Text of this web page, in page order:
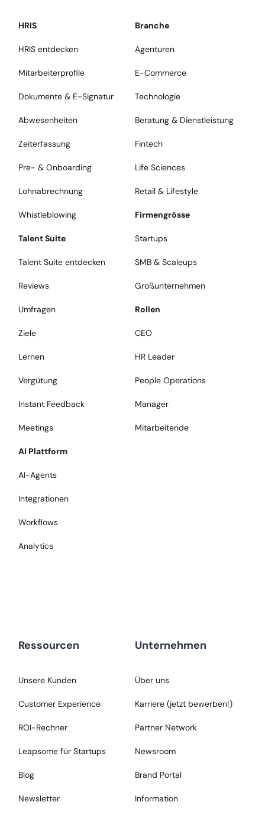
HRIS
HRIS entdecken
Mitarbeiterprofile
Dokumente & E-Signatur
Abwesenheiten
Zeiterfassung
Pre- & Onboarding
Lohnabrechnung
Whistleblowing
Talent Suite
Talent Suite entdecken
Reviews
Umfragen
Ziele
Lernen
Vergütung
Instant Feedback
Meetings
AI Plattform
AI-Agents
Integrationen
Workflows
Analytics
Branche
Agenturen
E-Commerce
Technologie
Beratung & Dienstleistung
Fintech
Life Sciences
Retail & Lifestyle
Firmengrösse
Startups
SMB & Scaleups
Großunternehmen
Rollen
CEO
HR Leader
People Operations
Manager
Mitarbeitende
Ressourcen
Unsere Kunden
Customer Experience
ROI-Rechner
Leapsome für Startups
Blog
Newsletter
Unternehmen
Über uns
Karriere (jetzt bewerben!)
Partner Network
Newsroom
Brand Portal
Information